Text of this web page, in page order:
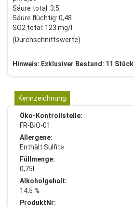
Säure total: 3,5
Säure flüchtig: 0,48
SO2 total: 123 mg/l
(Durchschnittswerte)
Hinweis: Exklusiver Bestand: 11 Stück
Kennzeichnung
Öko-Kontrollstelle:
FR-BIO-01
Allergene:
Enthält Sulfite
Füllmenge:
0,75l
Alkoholgehalt:
14,5 %
ProduktNr: